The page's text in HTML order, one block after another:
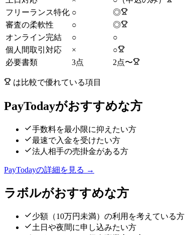
フリーランス特化 ○
◎
審査の柔軟性
○
◎
オンライン完結
○
○
個人間取引対応
×
○
必要書類
3点 2点〜
は比較で優れている項目
PayTodayがおすすめな方
手数料を最小限に抑えたい方
最速で入金を受けたい方
法人相手の売掛金がある方
PayTodayの詳細を見る →
ラボルがおすすめな方
少額（10万円未満）の利用を考えている方
土日や夜間に申し込みたい方